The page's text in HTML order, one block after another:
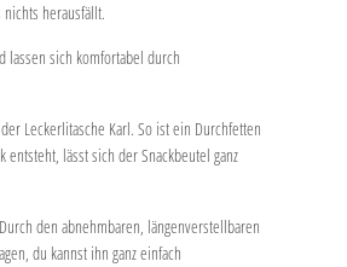
herausfällt.
lassen sich komfortabel durch
Leckerlitasche Karl. So ist ein Durchfetten
lässt sich der Snackbeutel ganz
den abnehmbaren, längenverstellbaren
du kannst ihn ganz einfach